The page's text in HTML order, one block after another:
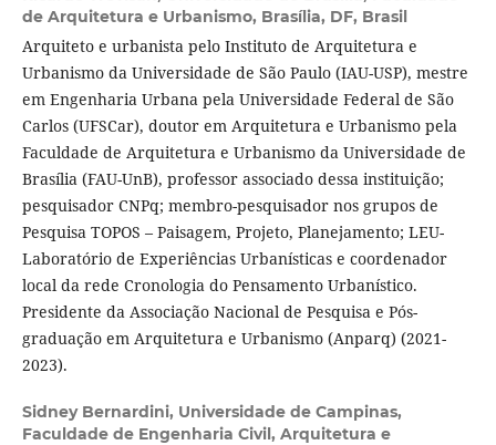
de Arquitetura e Urbanismo, Brasília, DF, Brasil
Arquiteto e urbanista pelo Instituto de Arquitetura e
Urbanismo da Universidade de São Paulo (IAU-USP), mestre
em Engenharia Urbana pela Universidade Federal de São
Carlos (UFSCar), doutor em Arquitetura e Urbanismo pela
Faculdade de Arquitetura e Urbanismo da Universidade de
Brasília (FAU-UnB), professor associado dessa instituição;
pesquisador CNPq; membro-pesquisador nos grupos de
Pesquisa TOPOS – Paisagem, Projeto, Planejamento; LEU-
Laboratório de Experiências Urbanísticas e coordenador
local da rede Cronologia do Pensamento Urbanístico.
Presidente da Associação Nacional de Pesquisa e Pós-
graduação em Arquitetura e Urbanismo (Anparq) (2021-
2023).
Sidney Bernardini, Universidade de Campinas,
Faculdade de Engenharia Civil, Arquitetura e